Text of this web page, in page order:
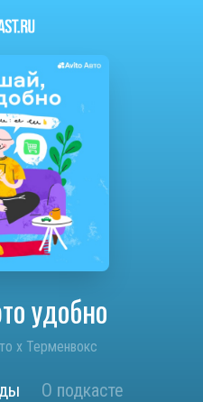
удобно
х Терменвокс
О подкасте